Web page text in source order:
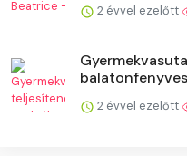
2 évvel ezelőtt
2 évvel ezelőtt